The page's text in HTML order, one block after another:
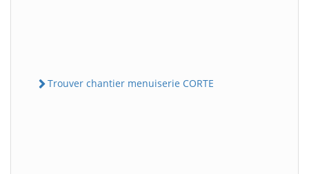
Trouver chantier menuiserie CORTE